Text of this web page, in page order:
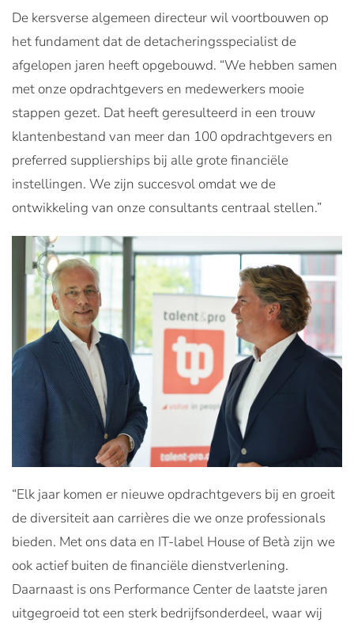
De kersverse algemeen directeur wil voortbouwen op
het fundament dat de detacheringsspecialist de
afgelopen jaren heeft opgebouwd. “We hebben samen
met onze opdrachtgevers en medewerkers mooie
stappen gezet. Dat heeft geresulteerd in een trouw
klantenbestand van meer dan 100 opdrachtgevers en
preferred supplierships bij alle grote financiële
instellingen. We zijn succesvol omdat we de
ontwikkeling van onze consultants centraal stellen.”
“Elk jaar komen er nieuwe opdrachtgevers bij en groeit
de diversiteit aan carrières die we onze professionals
bieden. Met ons data en IT-label House of Betà zijn we
ook actief buiten de financiële dienstverlening.
Daarnaast is ons Performance Center de laatste jaren
uitgegroeid tot een sterk bedrijfsonderdeel, waar wij